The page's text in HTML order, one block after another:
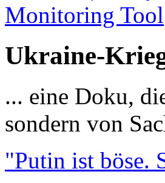
Ukraine-
... eine Doku,
sondern von
"Putin ist böse.